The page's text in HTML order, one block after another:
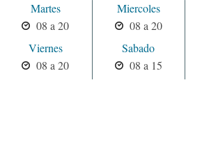
Martes
08 a 20
Miercoles
08 a 20
Viernes
08 a 20
Sabado
08 a 15